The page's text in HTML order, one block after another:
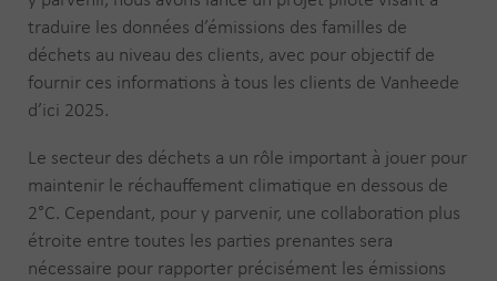
traduire les données d’émissions des familles de
déchets au niveau des clients, avec pour objectif de
fournir ces informations à tous les clients de Vanheede
d’ici 2025.
Le secteur des déchets a un rôle important à jouer pour
maintenir le réchauffement climatique en dessous de
2°C. Cependant, pour y parvenir, une collaboration plus
étroite entre toutes les parties prenantes sera
nécessaire pour rapporter précisément les émissions